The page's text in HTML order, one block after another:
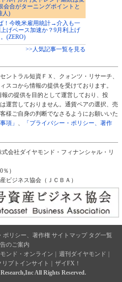
会合がターニングポイントと
人)
！今晩米雇用統計→介入も一
げペース加速か？9月利上げ
(ZERO)
>>人気記事一覧を見る
ントラル短資ＦＸ、クォンツ・リサーチ、
スコから情報の提供を受けております。
の提供を目的として運営しており、投
運営しておりません。通貨ペアの選択、売
様ご自身の判断でなさるようにお願いいた
項」
「プライバシー・ポリシー、著作
会社ダイヤモンド・フィナンシャル・リ
）
ビジネス協会（ＪＣＢＡ）
ポリシー、著作権 サイトマップ タグ一覧
のご案内
ンド・オンライン 週刊ダイヤモンド
リプトインサイト
ザイFX！
All Rights Reserved.